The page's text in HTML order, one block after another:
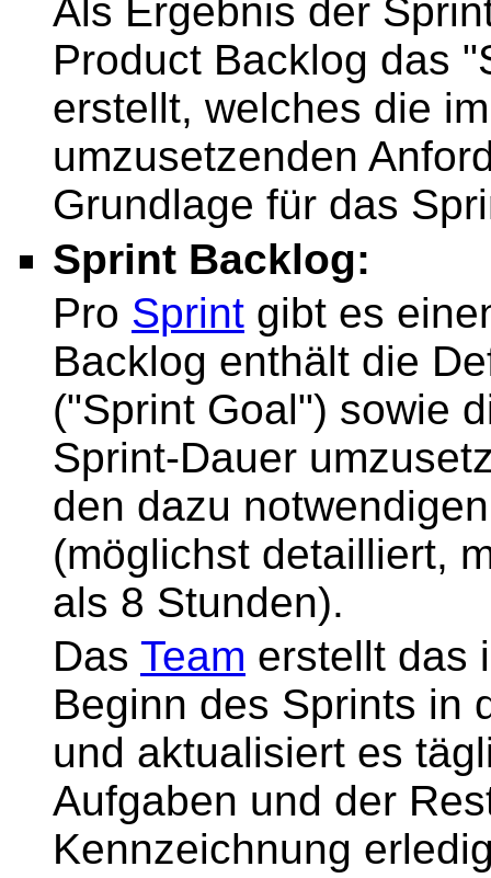
Als Ergebnis der
Product Backlog das
erstellt, welches die
umzusetzenden
Grundlage für das
Sprint Backlog:
Pro Sprint gibt es
Backlog enthält die
("Sprint Goal") sowie
Sprint-Dauer
den dazu
(möglichst detailliert,
als 8 Stunden).
Das Team erstellt das
Beginn des Sprints in
und aktualisiert es
Aufgaben und der
Kennzeichnung